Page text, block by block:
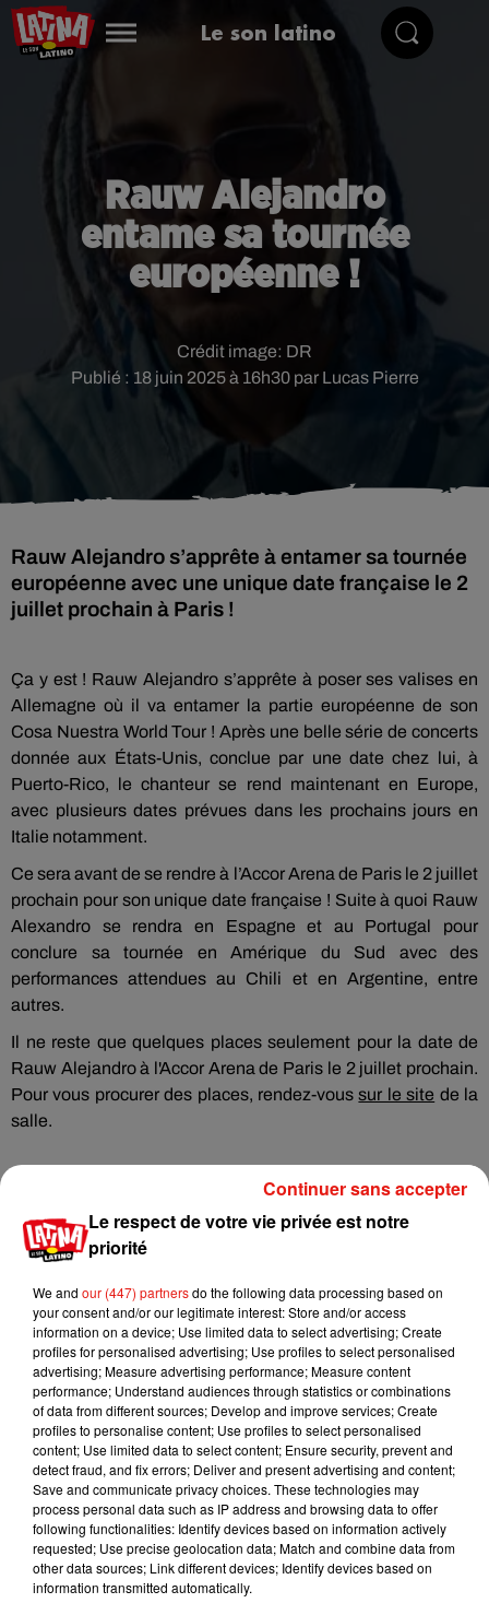
Le son latino
Rauw Alejandro
entame sa tournée
européenne !
Publié : 18 juin 2025 à 16h30 par Lucas Pierre
Crédit image: DR
Rauw Alejandro s’apprête à entamer sa tournée
européenne avec une unique date française le 2
juillet prochain à Paris !
Ça y est ! Rauw Alejandro s’apprête à poser ses valises en
Allemagne où il va entamer la partie européenne de son
Cosa Nuestra World Tour ! Après une belle série de concerts
donnée aux États-Unis, conclue par une date chez lui, à
Puerto-Rico, le chanteur se rend maintenant en Europe,
avec plusieurs dates prévues dans les prochains jours en
Italie notamment.
Ce sera avant de se rendre à l’Accor Arena de Paris le 2 juillet
prochain pour son unique date française ! Suite à quoi Rauw
Alexandro se rendra en Espagne et au Portugal pour
conclure sa tournée en Amérique du Sud avec des
performances attendues au Chili et en Argentine, entre
autres.
Il ne reste que quelques places seulement pour la date de
Rauw Alejandro à l'Accor Arena de Paris le 2 juillet prochain.
Pour vous procurer des places, rendez-voussur le site de la
salle.
Musique
6 août 2026
Karol G dévoile la tracklist de son nouvel
album… avec des invités...
5 août 2026
Benny Blanco invite Selena Gomez et
Becky G sur son nouveau single
Le respect de votre vie privée est notre
priorité
We and our (447) partnersdo the following data processing based on
your consent and/or our legitimate interest: Store and/or access
information on a device; Use limited data to select advertising; Create
profiles for personalised advertising; Use profiles to select personalised
advertising; Measure advertising performance; Measure content
performance; Understand audiences through statistics or combinations
of data from different sources; Develop and improve services; Create
profiles to personalise content; Use profiles to select personalised
content; Use limited data to select content; Ensure security, prevent and
detect fraud, and fix errors; Deliver and present advertising and content;
Save and communicate privacy choices. These technologies may
process personal data such as IP address and browsing data to offer
following functionalities: Identify devices based on information actively
requested; Use precise geolocation data; Match and combine data from
other data sources; Link different devices; Identify devices based on
information transmitted automatically.
Continuer sans accepter